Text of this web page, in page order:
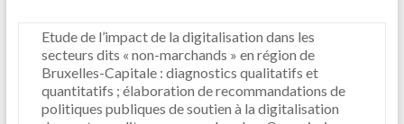
Etude de l’impact de la digitalisation dans les
secteurs dits « non-marchands » en région de
Bruxelles-Capitale : diagnostics qualitatifs et
quantitatifs ; élaboration de recommandations de
politiques publiques de soutien à la digitalisation